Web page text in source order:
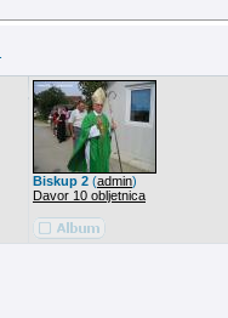
Biskup 2 (admin)
Davor 10 obljetnica